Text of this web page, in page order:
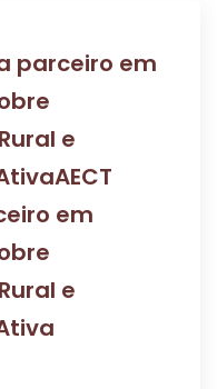
parceiro em
e
em
e